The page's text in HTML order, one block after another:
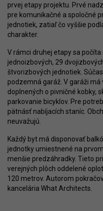
prvej etapy projektu. Prvé
pre komunikačné a spoločné
jednotiek, zatiaľ čo vyššie
charakter.
V rámci druhej etapy sa
jednoizbových, 29
štvorizbových jednotiek.
podzemná garáž. V garáži
doplnených o pivničné kobky,
parkovanie bicyklov. Pre
pätnásť nabíjacích staníc.
neuvažujú.
Každý byt má disponovať
jednotky umiestnené na
menšie predzáhradky. Tieto
verejných plôch oddelené
120 metrov. Autorom
kancelária What Architects.